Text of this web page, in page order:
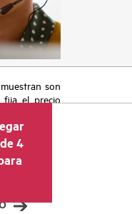
son
fija el precio
a
precio de la
distribuidor
a otros
indicativo
puede
por tiempo
4